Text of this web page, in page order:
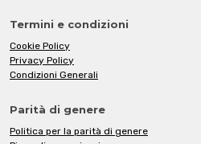
Termini e condizioni
Cookie Policy
Privacy Policy
Condizioni Generali
Parità di genere
Politica per la parità di genere